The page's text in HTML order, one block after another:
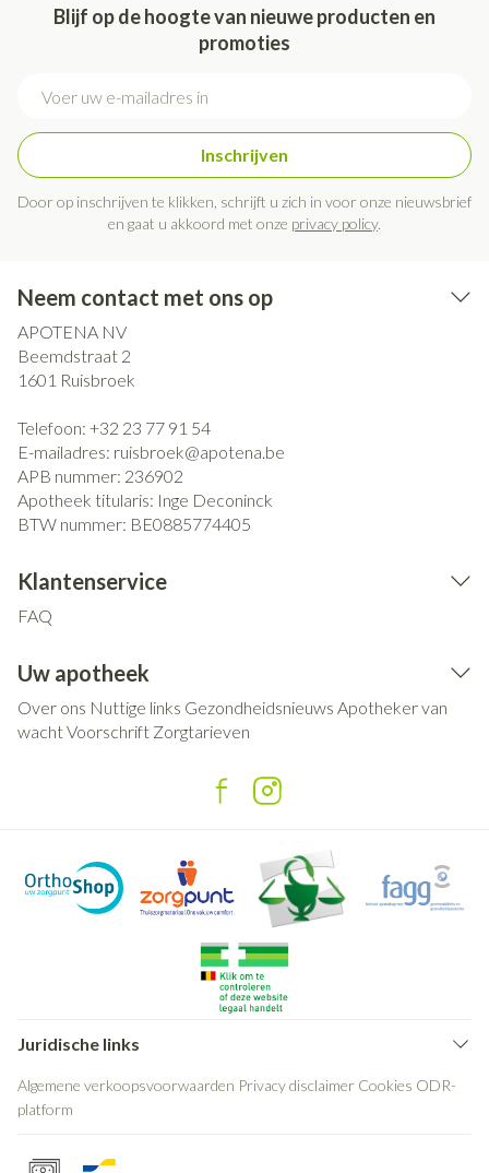
Blijf op de hoogte van nieuwe producten en
promoties
Inschrijven
Door op inschrijven te klikken, schrijft u zich in voor onze nieuwsbrief
en gaat u akkoord met onze privacy policy.
Neem contact met ons op
APOTENA NV
Beemdstraat 2
1601 Ruisbroek
Telefoon: +32 23 77 91 54
E-mailadres: ruisbroek@apotena.be
APB nummer: 236902
Apotheek titularis: Inge Deconinck
BTW nummer: BE0885774405
Klantenservice
FAQ
Uw apotheek
Over ons Nuttige links Gezondheidsnieuws Apotheker van
wachtVoorschrift Zorgtarieven
Juridische links
Algemene verkoopsvoorwaarden Privacy disclaimer Cookies ODR-
platform